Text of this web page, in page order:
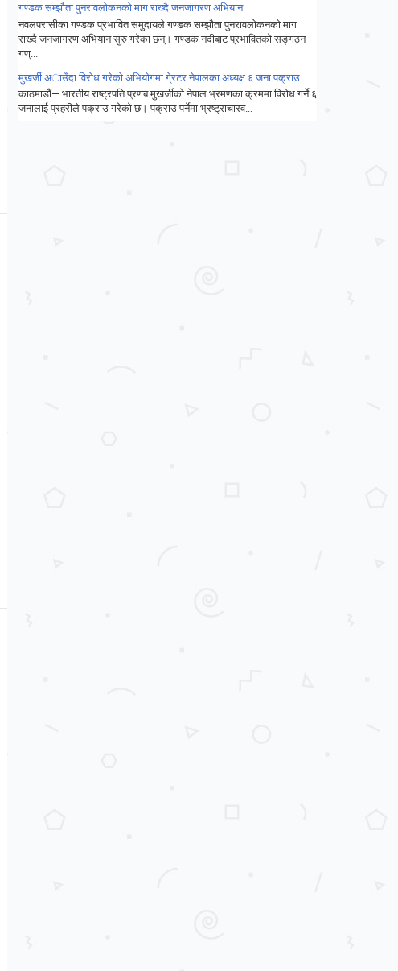
गण्डक सम्झौता पुनरावलोकनको माग राख्दै जनजागरण अभियान
नवलपरासीका गण्डक प्रभावित समुदायले गण्डक सम्झौता पुनरावलोकनको माग
राख्दै जनजागरण अभियान सुरु गरेका छन्। गण्डक नदीबाट प्रभावितको सङ्गठन
गण्...
मुखर्जी अाउँदा विरोध गरेको अभियोगमा गे्रटर नेपालका अध्यक्ष ६ जना पक्राउ
काठमाडौं— भारतीय राष्ट्रपति प्रणब मुखर्जीको नेपाल भ्रमणका क्रममा विरोध गर्ने ६
जनालाई प्रहरीले पक्राउ गरेको छ। पक्राउ पर्नेमा भ्रष्ट्राचारव...